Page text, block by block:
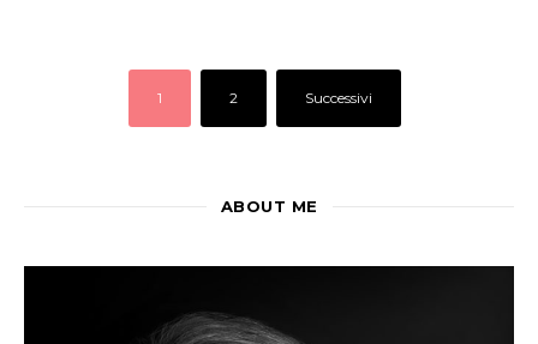
1 2 Successivi
ABOUT ME